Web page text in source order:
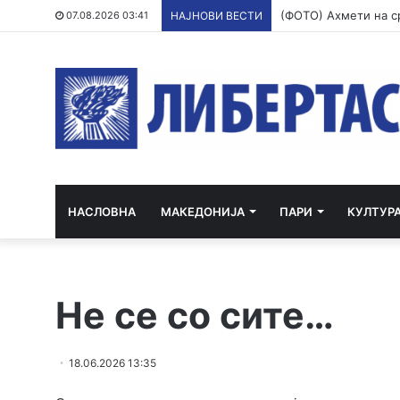
07.08.2026 03:41 НАЈНОВИ ВЕСТИ
НАСЛОВНА МАКЕДОНИЈА ПАРИ
Не се со сите…
18.06.2026 13:35